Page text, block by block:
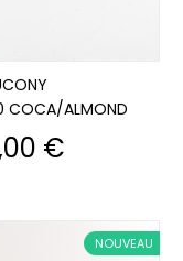
COCA/ALMOND
€
NOUVEAU